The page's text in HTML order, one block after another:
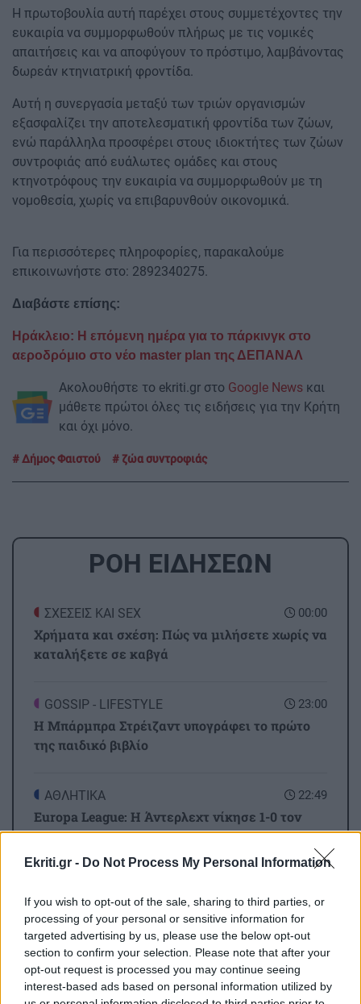
Ekriti.gr - Do Not Process My Personal Information
If you wish to opt-out of the sale, sharing to third parties, or
processing of your personal or sensitive information for
targeted advertising by us, please use the below opt-out
section to confirm your selection. Please note that after your
opt-out request is processed you may continue seeing
interest-based ads based on personal information utilized by
Η πρωτοβουλία αυτή παρέχει στους συμμετέχοντες την
ευκαιρία να συμμορφωθούν πλήρως με τις νομικές
απαιτήσεις και να αποφύγουν το πρόστιμο, λαμβάνοντας
δωρεάν κτηνιατρική φροντίδα.
Αυτή η συνεργασία μεταξύ των τριών οργανισμών
εξασφαλίζει την αποτελεσματική φροντίδα των ζώων,
ενώ παράλληλα προσφέρει στους ιδιοκτήτες των ζώων
συντροφιάς από ευάλωτες ομάδες και στους
κτηνοτρόφους την ευκαιρία να συμμορφωθούν με τη
νομοθεσία, χωρίς να επιβαρυνθούν οικονομικά.
Για περισσότερες πληροφορίες, παρακαλούμε
επικοινωνήστε στο: 2892340275.
Διαβάστε επίσης:
Ηράκλειο: Η επόμενη ημέρα για το πάρκινγκ στο
αεροδρόμιο στο νέο master plan της ΔΕΠΑΝΑΛ
Ακολουθήστε το ekriti.gr στο Google News και
μάθετε πρώτοι όλες τις ειδήσεις για την Κρήτη
και όχι μόνο.
Δήμος Φαιστού ζώα συντροφιάς
ΡΟΗ ΕΙΔΗΣΕΩΝ
00:00
ΣΧΕΣΕΙΣ ΚΑΙ SEX
Χρήματα και σχέση: Πώς να μιλήσετε χωρίς να
καταλήξετε σε καβγά
23:00
GOSSIP - LIFESTYLE
Η Μπάρμπρα Στρέιζαντ υπογράφει το πρώτο
της παιδικό βιβλίο
22:49
ΑΘΛΗΤΙΚΑ
Europa League: Η Άντερλεχτ νίκησε 1-0 τον
ΠΑΟΚ στην Τούμπα κι όλα θα κριθούν στις
Βρυξέλλες
22:25
ΑΘΛΗΤΙΚΑ
ΠΟΑ: Ανακοίνωσε την απόκτηση τριών Ιταλών
ποδοσφαιριστών
22:25
ΑΘΛΗΤΙΚΑ
Όλες οι ειδήσεις